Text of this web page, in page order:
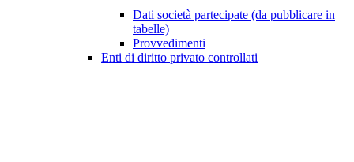
Dati società partecipate (da pubblicare in
tabelle)
Provvedimenti
Enti di diritto privato controllati